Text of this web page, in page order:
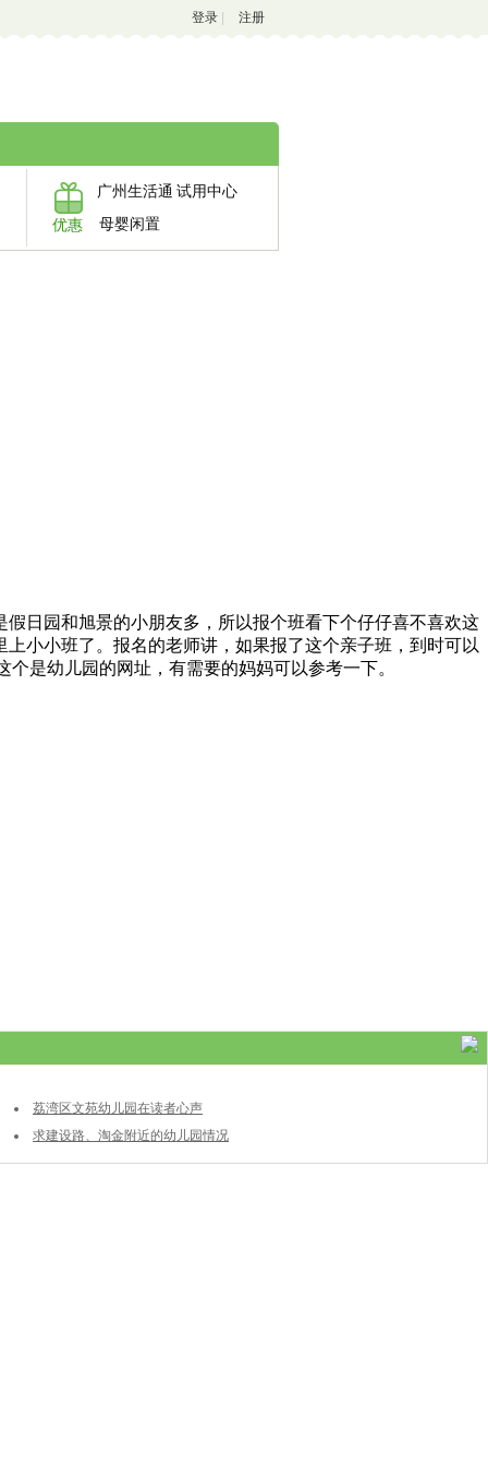
登录 注册
优惠
广州生活通 试用中心
母婴闲置
日园和旭景的小朋友多，所以报个班看下个仔仔喜不喜欢这
小小班了。报名的老师讲，如果报了这个亲子班，到时可以
个是幼儿园的网址，有需要的妈妈可以参考一下。
荔湾区文苑幼儿园在读者心声
求建设路、淘金附近的幼儿园情况